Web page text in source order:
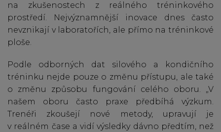
na zkušenostech z reálného tréninkového
prostředí. Nejvýznamnější inovace dnes často
nevznikají v laboratořích, ale přímo na tréninkové
ploše.
Podle odborných dat silového a kondičního
tréninku nejde pouze o změnu přístupu, ale také
o změnu způsobu fungování celého oboru. „V
našem oboru často praxe předbíhá výzkum.
Trenéři zkoušejí nové metody, upravují je
v reálném čase a vidí výsledky dávno předtím, než